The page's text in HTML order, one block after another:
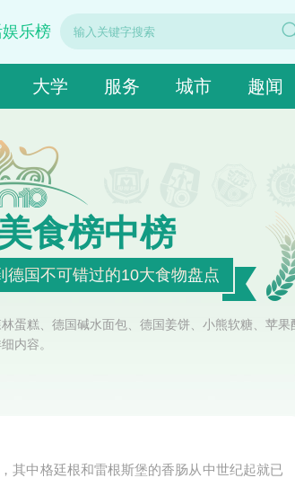
乐榜
大学 服务 城市 趣闻
食榜中榜
国不可错过的10大食物盘点
蛋糕、德国碱水面包、德国姜饼、小熊软糖、苹
内容。
其中格廷根和雷根斯堡的香肠从中世纪起就已